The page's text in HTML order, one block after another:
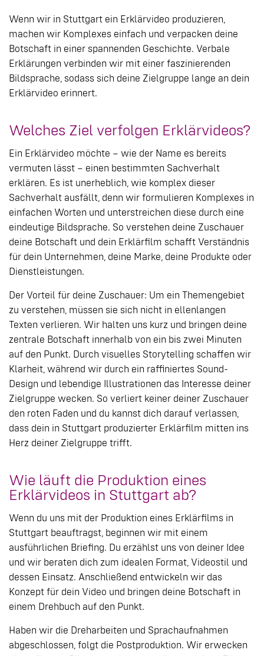
Wenn wir in Stuttgart ein Erklärvideo produzieren,
machen wir Komplexes einfach und verpacken deine
Botschaft in einer spannenden Geschichte. Verbale
Erklärungen verbinden wir mit einer faszinierenden
Bildsprache, sodass sich deine Zielgruppe lange an dein
Erklärvideo erinnert.
Welches Ziel verfolgen Erklärvideos?
Ein Erklärvideo möchte – wie der Name es bereits
vermuten lässt – einen bestimmten Sachverhalt
erklären. Es ist unerheblich, wie komplex dieser
Sachverhalt ausfällt, denn wir formulieren Komplexes in
einfachen Worten und unterstreichen diese durch eine
eindeutige Bildsprache. So verstehen deine Zuschauer
deine Botschaft und dein Erklärfilm schafft Verständnis
für dein Unternehmen, deine Marke, deine Produkte oder
Dienstleistungen.
Der Vorteil für deine Zuschauer: Um ein Themengebiet
zu verstehen, müssen sie sich nicht in ellenlangen
Texten verlieren. Wir halten uns kurz und bringen deine
zentrale Botschaft innerhalb von ein bis zwei Minuten
auf den Punkt. Durch visuelles Storytelling schaffen wir
Klarheit, während wir durch ein raffiniertes Sound-
Design und lebendige Illustrationen das Interesse deiner
Zielgruppe wecken. So verliert keiner deiner Zuschauer
den roten Faden und du kannst dich darauf verlassen,
dass dein in Stuttgart produzierter Erklärfilm mitten ins
Herz deiner Zielgruppe trifft.
Wie läuft die Produktion eines
Erklärvideos in Stuttgart ab?
Wenn du uns mit der Produktion eines Erklärfilms in
Stuttgart beauftragst, beginnen wir mit einem
ausführlichen Briefing. Du erzählst uns von deiner Idee
und wir beraten dich zum idealen Format, Videostil und
dessen Einsatz. Anschließend entwickeln wir das
Konzept für dein Video und bringen deine Botschaft in
einem Drehbuch auf den Punkt.
Haben wir die Dreharbeiten und Sprachaufnahmen
abgeschlossen, folgt die Postproduktion. Wir erwecken